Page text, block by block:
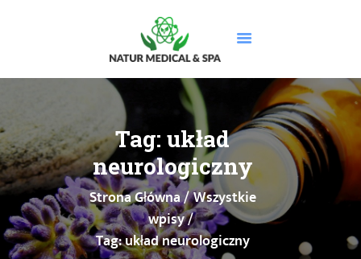
Tag: układ
neurologiczny
Strona Główna Wszystkie
wpisy
Tag: układ neurologiczny
STRONA GŁÓWNA
O NAS
USŁUGI
MASAŻE
CENNIK
PROMOCJE
DOLEGLIWOŚCI